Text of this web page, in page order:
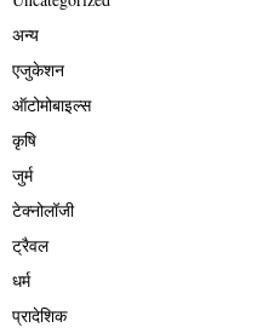
अन्य
एजुकेशन
ऑटोमोबाइल्स
कृषि
जुर्म
टेक्नोलॉजी
ट्रैवल
धर्म
प्रादेशिक